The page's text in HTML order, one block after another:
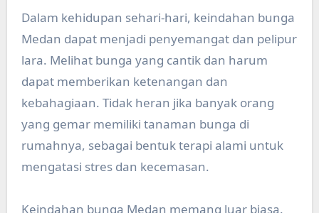
Dalam kehidupan sehari-hari, keindahan bunga
Medan dapat menjadi penyemangat dan pelipur
lara. Melihat bunga yang cantik dan harum
dapat memberikan ketenangan dan
kebahagiaan. Tidak heran jika banyak orang
yang gemar memiliki tanaman bunga di
rumahnya, sebagai bentuk terapi alami untuk
mengatasi stres dan kecemasan.
Keindahan bunga Medan memang luar biasa.